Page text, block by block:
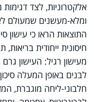
אלקטרוניות, לצד דגימות
ומלא-מעשנים שמעולם
התוצאות הראו כי עישון
חיסונית ייחודית
מעישון רגיל: העישון
לבנים באופן המעלה
חלבוני-ליחה מוגברת,